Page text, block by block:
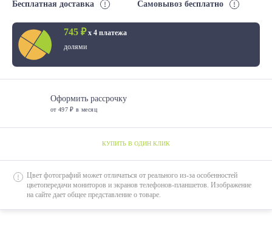
2000*1800
Бесплатная доставка Самовывоз бесплатно
745 ₽х 4 платежа
долями
Оформить рассрочку
от 497 ₽ в месяц
КУПИТЬ В ОДИН КЛИК
Цвет фотографий может отличаться от реального из-за особенностей
цветопередачи мониторов и экранов телефонов-планшетов. Изображение
на сайте дает общее представление о товаре.